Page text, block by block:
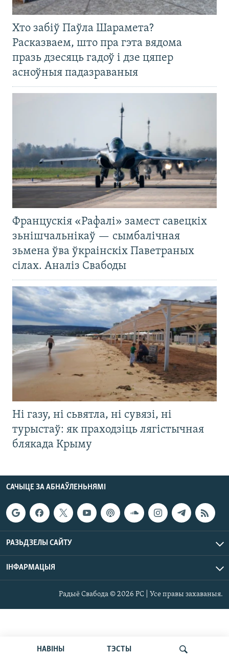
НАВІНЫ ТЭСТЫ
Хто забіў Паўла Шарамета?
Расказваем, што пра гэта вядома
празь дзесяць гадоў і дзе цяпер
асноўныя падазраваныя
Францускія «Рафалі» замест савецкіх
зьнішчальнікаў — сымбалічная
зьмена ўва ўкраінскіх Паветраных
сілах. Аналіз Свабоды
Ні газу, ні сьвятла, ні сувязі, ні
турыстаў: як праходзіць лягістычная
блякада Крыму
САЧЫЦЕ ЗА АБНАЎЛЕНЬНЯМІ
РАЗЬДЗЕЛЫ САЙТУ
ІНФАРМАЦЫЯ
Радыё Свабода © 2026 РС | Усе правы захаваныя.